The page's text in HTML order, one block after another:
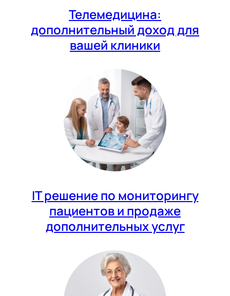
Телемедицина:
дополнительный доход для
вашей клиники
IT решение по мониторингу
пациентов и продаже
дополнительных услуг